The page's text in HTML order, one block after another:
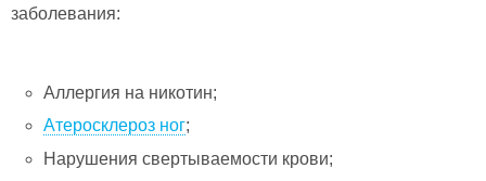
заболевания:
Аллергия на никотин;
Атеросклероз ног;
Нарушения свертываемости крови;